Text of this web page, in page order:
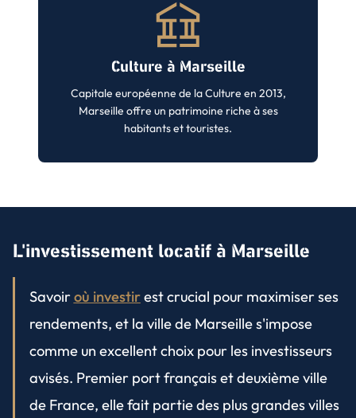
Culture à Marseille
Capitale européenne de la Culture en 2013,
Marseille offre un patrimoine riche à ses
habitants et touristes.
L'investissement locatif à Marseille
Savoiroù investirest crucial pour maximiser ses
rendements, et la ville de Marseille s'impose
comme un excellent choix pour les investisseurs
avisés. Premier port français et deuxième ville
de France, elle fait partie des plus grandes villes